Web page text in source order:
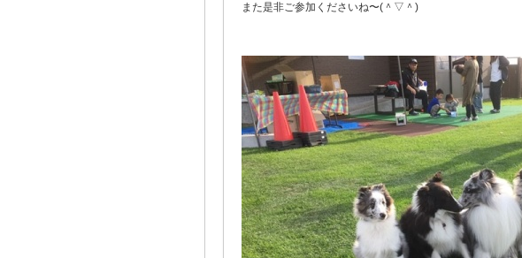
また是非ご参加くださいね〜(＾▽＾)